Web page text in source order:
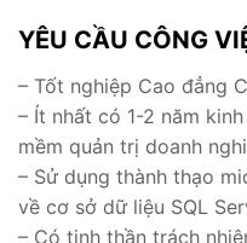
YÊU CẦU CÔNG
– Tốt nghiệp Cao đẳng
– Ít nhất có 1-2 năm
mềm quản trị doanh
– Sử dụng thành thạo
về cơ sở dữ liệu SQL
– Có tinh thần trách